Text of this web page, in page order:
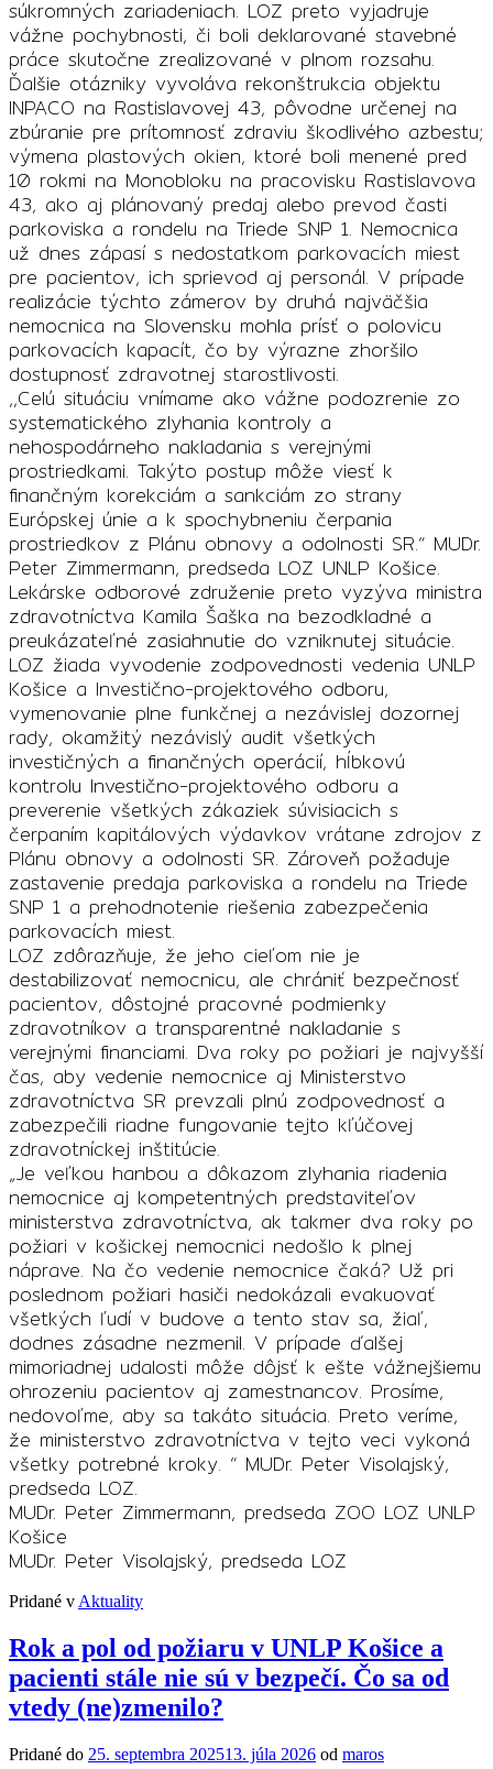
súkromných zariadeniach. LOZ preto vyjadruje
vážne pochybnosti, či boli deklarované stavebné
práce skutočne zrealizované v plnom rozsahu.
Ďalšie otázniky vyvoláva rekonštrukcia objektu
INPACO na Rastislavovej 43, pôvodne určenej na
zbúranie pre prítomnosť zdraviu škodlivého azbestu;
výmena plastových okien, ktoré boli menené pred
10 rokmi na Monobloku na pracovisku Rastislavova
43, ako aj plánovaný predaj alebo prevod časti
parkoviska a rondelu na Triede SNP 1. Nemocnica
už dnes zápasí s nedostatkom parkovacích miest
pre pacientov, ich sprievod aj personál. V prípade
realizácie týchto zámerov by druhá najväčšia
nemocnica na Slovensku mohla prísť o polovicu
parkovacích kapacít, čo by výrazne zhoršilo
dostupnosť zdravotnej starostlivosti.
,,Celú situáciu vnímame ako vážne podozrenie zo
systematického zlyhania kontroly a
nehospodárneho nakladania s verejnými
prostriedkami. Takýto postup môže viesť k
finančným korekciám a sankciám zo strany
Európskej únie a k spochybneniu čerpania
prostriedkov z Plánu obnovy a odolnosti SR.“ MUDr.
Peter Zimmermann, predseda LOZ UNLP Košice.
Lekárske odborové združenie preto vyzýva ministra
zdravotníctva Kamila Šaška na bezodkladné a
preukázateľné zasiahnutie do vzniknutej situácie.
LOZ žiada vyvodenie zodpovednosti vedenia UNLP
Košice a Investično-projektového odboru,
vymenovanie plne funkčnej a nezávislej dozornej
rady, okamžitý nezávislý audit všetkých
investičných a finančných operácií, hĺbkovú
kontrolu Investično-projektového odboru a
preverenie všetkých zákaziek súvisiacich s
čerpaním kapitálových výdavkov vrátane zdrojov z
Plánu obnovy a odolnosti SR. Zároveň požaduje
zastavenie predaja parkoviska a rondelu na Triede
SNP 1 a prehodnotenie riešenia zabezpečenia
parkovacích miest.
LOZ zdôrazňuje, že jeho cieľom nie je
destabilizovať nemocnicu, ale chrániť bezpečnosť
pacientov, dôstojné pracovné podmienky
zdravotníkov a transparentné nakladanie s
verejnými financiami. Dva roky po požiari je najvyšší
čas, aby vedenie nemocnice aj Ministerstvo
zdravotníctva SR prevzali plnú zodpovednosť a
zabezpečili riadne fungovanie tejto kľúčovej
zdravotníckej inštitúcie.
„Je veľkou hanbou a dôkazom zlyhania riadenia
nemocnice aj kompetentných predstaviteľov
ministerstva zdravotníctva, ak takmer dva roky po
požiari v košickej nemocnici nedošlo k plnej
náprave. Na čo vedenie nemocnice čaká? Už pri
poslednom požiari hasiči nedokázali evakuovať
všetkých ľudí v budove a tento stav sa, žiaľ,
dodnes zásadne nezmenil. V prípade ďalšej
mimoriadnej udalosti môže dôjsť k ešte vážnejšiemu
ohrozeniu pacientov aj zamestnancov. Prosíme,
nedovoľme, aby sa takáto situácia. Preto veríme,
že ministerstvo zdravotníctva v tejto veci vykoná
všetky potrebné kroky. “ MUDr. Peter Visolajský,
predseda LOZ.
MUDr. Peter Zimmermann, predseda ZOO LOZ UNLP
Košice
MUDr. Peter Visolajský, predseda LOZ
Pridané vAktuality
Rok a pol od požiaru v UNLP Košice a
pacienti stále nie sú v bezpečí. Čo sa od
vtedy (ne)zmenilo?
Pridané do 25. septembra 202513. júla 2026 od maros